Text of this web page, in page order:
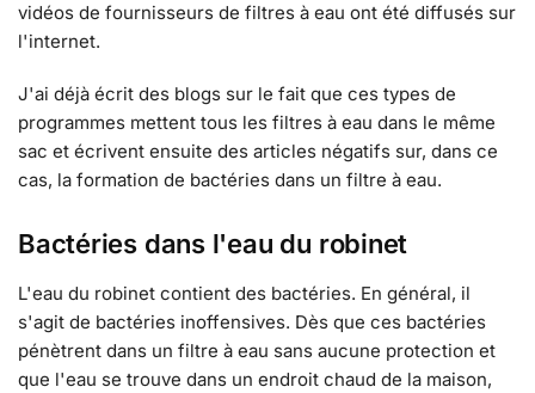
vidéos de fournisseurs de filtres à eau ont été diffusés sur
l'internet.
J'ai déjà écrit des blogs sur le fait que ces types de
programmes mettent tous les filtres à eau dans le même
sac et écrivent ensuite des articles négatifs sur, dans ce
cas, la formation de bactéries dans un filtre à eau.
Bactéries dans l'eau du robinet
L'eau du robinet contient des bactéries. En général, il
s'agit de bactéries inoffensives. Dès que ces bactéries
pénètrent dans un filtre à eau sans aucune protection et
que l'eau se trouve dans un endroit chaud de la maison,